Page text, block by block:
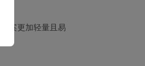
案更加轻量且易